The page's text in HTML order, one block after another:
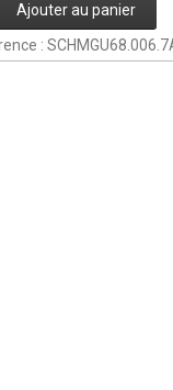
Ajouter au panier
: